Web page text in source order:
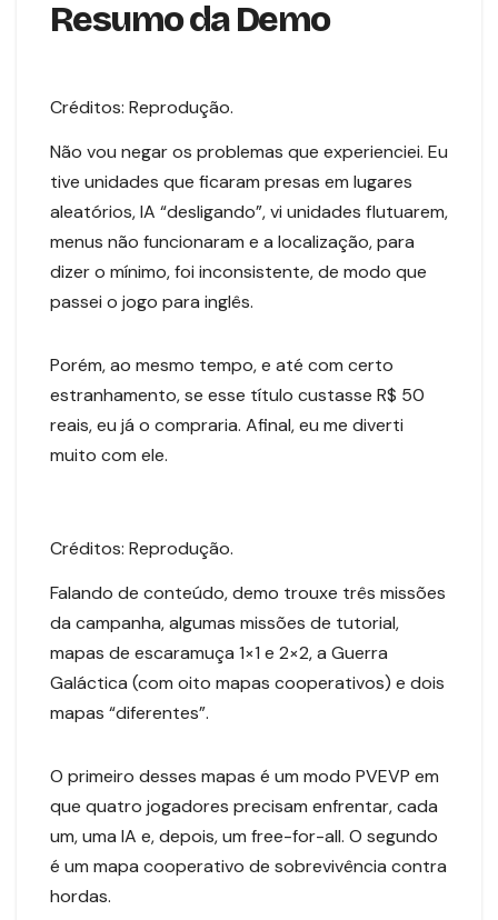
Resumo da Demo
Créditos: Reprodução.
Não vou negar os problemas que experienciei. Eu
tive unidades que ficaram presas em lugares
aleatórios, IA “desligando”, vi unidades flutuarem,
menus não funcionaram e a localização, para
dizer o mínimo, foi inconsistente, de modo que
passei o jogo para inglês.
Porém, ao mesmo tempo, e até com certo
estranhamento, se esse título custasse R$ 50
reais, eu já o compraria. Afinal, eu me diverti
muito com ele.
Créditos: Reprodução.
Falando de conteúdo, demo trouxe três missões
da campanha, algumas missões de tutorial,
mapas de escaramuça 1×1 e 2×2, a Guerra
Galáctica (com oito mapas cooperativos) e dois
mapas “diferentes”.
O primeiro desses mapas é um modo PVEVP em
que quatro jogadores precisam enfrentar, cada
um, uma IA e, depois, um free-for-all. O segundo
é um mapa cooperativo de sobrevivência contra
hordas.